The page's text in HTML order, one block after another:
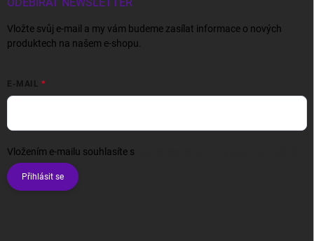
Vložte svůj e-mail a my vám budeme zasílat informace o nových
produktech na našem e-shopu.
E-MAIL
Vložením e-mailu souhlasíte s
Přihlásit se